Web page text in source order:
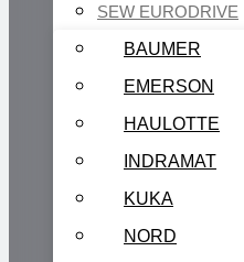
SEW EURODRIVE
BAUMER
EMERSON
HAULOTTE
INDRAMAT
KUKA
NORD